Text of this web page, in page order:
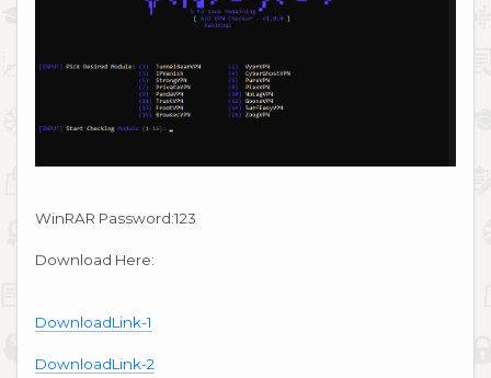
WinRAR Password:123
Download Here:
DownloadLink-1
DownloadLink-2